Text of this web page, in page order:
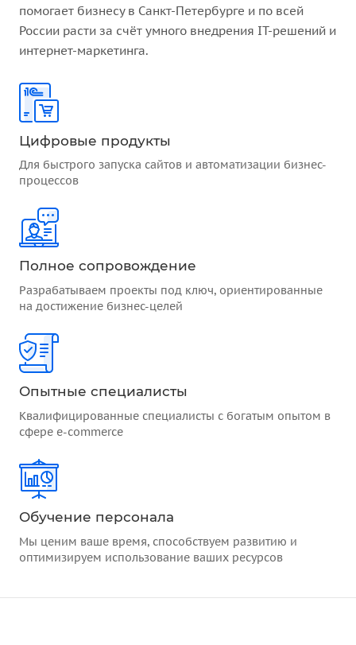
помогает бизнесу в Санкт-Петербурге и по всей
России расти за счёт умного внедрения IT-решений и
интернет-маркетинга.
Цифровые продукты
Для быстрого запуска сайтов и автоматизации бизнес-
процессов
Полное сопровождение
Разрабатываем проекты под ключ, ориентированные
на достижение бизнес-целей
Опытные специалисты
Квалифицированные специалисты с богатым опытом в
сфере e-commerce
Обучение персонала
Мы ценим ваше время, способствуем развитию и
оптимизируем использование ваших ресурсов